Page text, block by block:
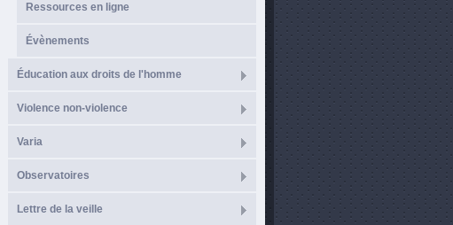
Ressources en ligne
Évènements
Éducation aux droits de l'homme
Violence non-violence
Varia
Observatoires
Lettre de la veille